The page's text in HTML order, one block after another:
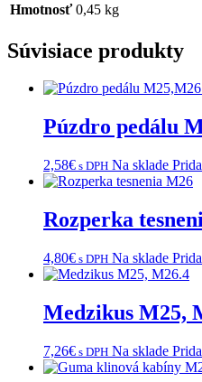
Hmotnosť 0,45 kg
Súvisiace produkty
Púzdro pedálu
2,58€ s DPH Na sklade
Rozperka
4,80€ s DPH Na sklade
Medzikus M25,
7,26€ s DPH Na sklade